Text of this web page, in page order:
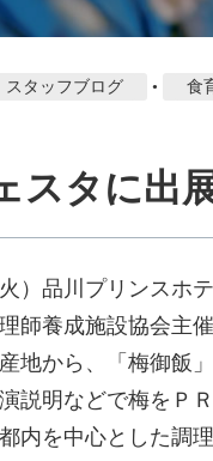
スタッフブログ • 食
スタに出
）品川プリンスホ
師養成施設協会主
地から、「梅御飯
説明などで梅をＰＲ
内を中心とした調